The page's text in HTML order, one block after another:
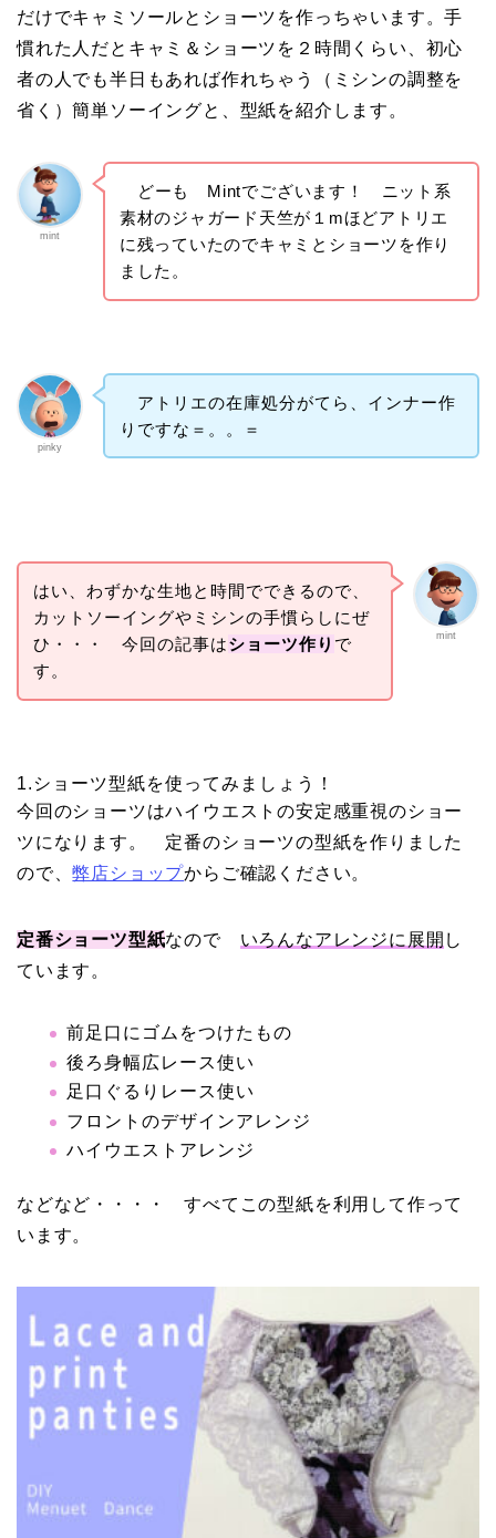
だけでキャミソールとショーツを作っちゃいます。手
慣れた人だとキャミ＆ショーツを２時間くらい、初心
者の人でも半日もあれば作れちゃう（ミシンの調整を
省く）簡単ソーイングと、型紙を紹介します。
mint
どーも Mintでございます ！ ニット系
素材のジャガード天竺が１mほどアトリエ
に残っていたのでキャミとショーツを作り
ました。
pinky
アトリエの在庫処分がてら、インナー作
りですな＝。。＝
mint
はい、わずかな生地と時間でできるので、
カットソーイングやミシンの手慣らしにぜ
ひ・・・ 今回の記事はショーツ作り で
す。
1.ショーツ型紙を使ってみましょう！
今回のショーツはハイウエストの安定感重視のショー
ツになります。 定番のショーツの型紙を作りました
ので、弊店ショップからご確認ください。
定番ショーツ型紙なので いろんなアレンジに展開 し
ています。
前足口にゴムをつけたもの
後ろ身幅広レース使い
足口ぐるりレース使い
フロントのデザインアレンジ
ハイウエストアレンジ
などなど・・・・ すべてこの型紙を利用して作って
います。